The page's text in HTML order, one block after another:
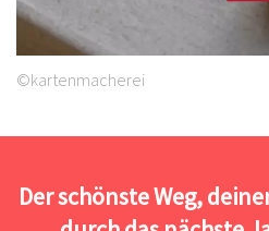
©kartenmacherei
Der schönste Weg,